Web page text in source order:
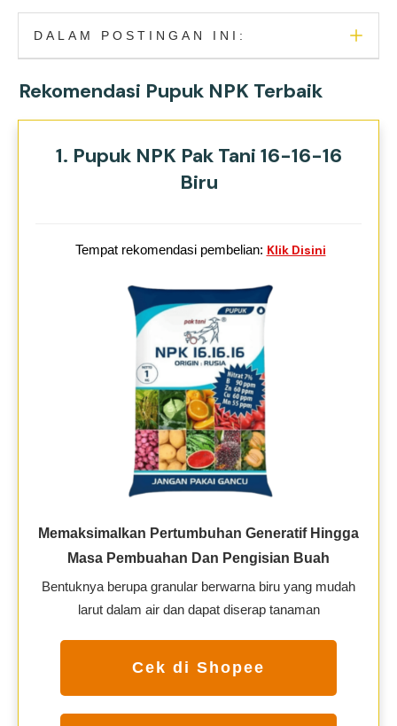
DALAM POSTINGAN INI:
Rekomendasi Pupuk NPK Terbaik
1. Pupuk NPK Pak Tani 16-16-16
Biru
Tempat rekomendasi pembelian: Klik Disini
Memaksimalkan Pertumbuhan Generatif Hingga
Masa Pembuahan Dan Pengisian Buah
Bentuknya berupa granular berwarna biru yang mudah
larut dalam air dan dapat diserap tanaman
Cek di Shopee